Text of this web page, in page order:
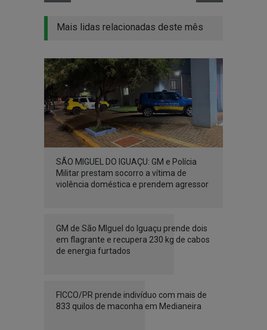
Mais lidas relacionadas deste mês
SÃO MIGUEL DO IGUAÇU: GM e Polícia
Militar prestam socorro a vítima de
violência doméstica e prendem agressor
GM de São MIguel do Iguaçu prende dois
em flagrante e recupera 230 kg de cabos
de energia furtados
FICCO/PR prende indivíduo com mais de
833 quilos de maconha em Medianeira